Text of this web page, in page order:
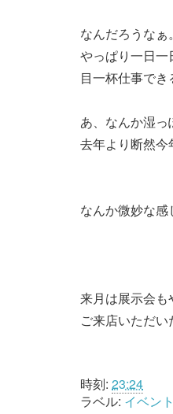
なんだろうなぁ。
やっぱり一日一
目一杯仕事でき
あ、なんか湿っ
去年より断然今
なんか微妙な
来月は展示会も
ご来店いただい
時刻: 23:24
ラベル: イベント